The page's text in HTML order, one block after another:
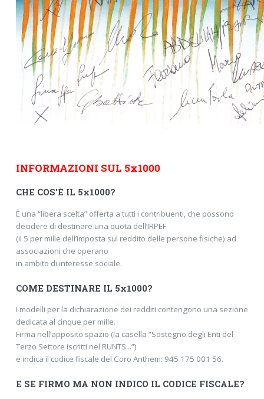
INFORMAZIONI SUL 5x1000
CHE COS'È IL 5x1000?
È una “libera scelta” offerta a tutti i contribuenti, che possono
decidere di destinare una quota dell’IRPEF
(il 5 per mille dell’imposta sul reddito delle persone fisiche) ad
associazioni che operano
in ambito di interesse sociale.
COME DESTINARE IL 5x1000?
I modelli per la dichiarazione dei redditi contengono una sezione
dedicata al cinque per mille.
Firma nell’apposito spazio (la casella “Sostegno degli Enti del
Terzo Settore iscritti nel RUNTS...”)
e indica il codice fiscale del Coro Anthem: 945 175 001 56.
E SE FIRMO MA NON INDICO IL CODICE FISCALE?